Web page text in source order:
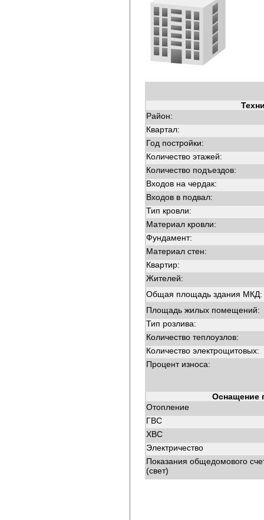
Район:
Квартал:
Год постройки:
Количество этажей:
Количество подъездов:
Входов на чердак:
Входов в подвал:
Тип кровли:
Материал кровли:
Фундамент:
Материал стен:
Квартир:
Жителей:
Общая площадь здания МКД:
Площадь жилых помещений:
Тип розлива:
Количество теплоузлов:
Количество электрощитовых:
Процент износа:
Оснащение
Отопление
ГВС
ХВС
Электричество
Показания общедомового
(свет)